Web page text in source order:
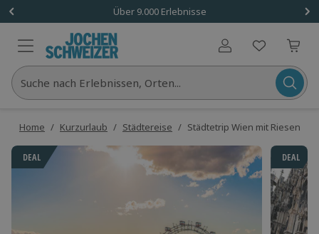
Über 9.000 Erlebnisse
Benutzerkonto
Suche nach Erlebnissen, Orten...
Home / Kurzurlaub / Städtereise / Städtetrip Wien mit Riesenrad
DEAL DEAL